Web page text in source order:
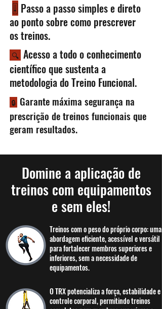
🎚️ Passo a passo simples e direto
ao ponto sobre como prescrever
os treinos.
🔍 Acesso a todo o conhecimento
científico que sustenta a
metodologia do Treino Funcional.
🔒 Garante máxima segurança na
prescrição de treinos funcionais que
geram resultados.
Domine a aplicação de
treinos com equipamentos
e sem eles!
Treinos com o peso do próprio corpo: uma
abordagem eficiente, acessível e versátil
para fortalecer membros superiores e
inferiores, sem a necessidade de
equipamentos.
O TRX potencializa a força, estabilidade e
controle corporal, permitindo treinos